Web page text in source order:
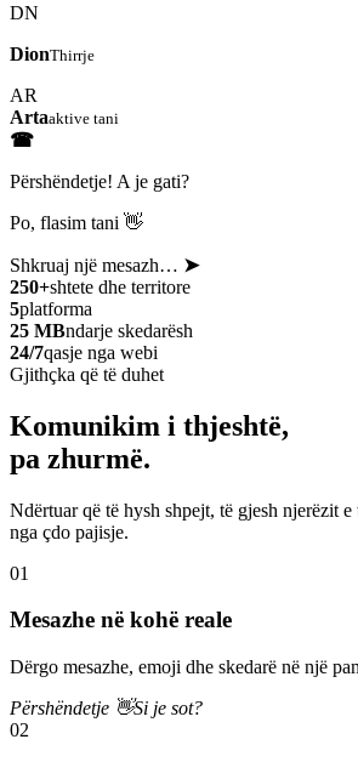
DN
DionThirrje
AR
Artaaktive tani
☎
Përshëndetje! A je gati?
Po, flasim tani 👋
Shkruaj një mesazh… ➤
250+shtete dhe territore
5platforma
25 MBndarje skedarësh
24/7qasje nga webi
Gjithçka që të duhet
Komunikim i thjeshtë,
pa zhurmë.
Ndërtuar që të hysh shpejt, të gjesh njerëzit
nga çdo pajisje.
01
Mesazhe në kohë reale
Dërgo mesazhe, emoji dhe skedarë në një
Përshëndetje 👋Si je sot?
02